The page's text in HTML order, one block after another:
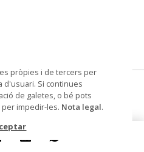
d'un plafó
s. XVIII
pròpies i de tercers per
d'usuari. Si continues
de galetes, o bé pots
impedir-les. Nota legal.